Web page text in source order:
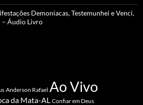
Demoníacas, Testemunhei e Venci,
– Áudio Livro
Anderson Rafael Ao Vivo
da Mata-AL Confiar em Deus